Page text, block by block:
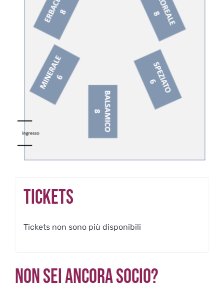
Tickets
Tickets non sono più disponibili
Non sei ancora Socio?